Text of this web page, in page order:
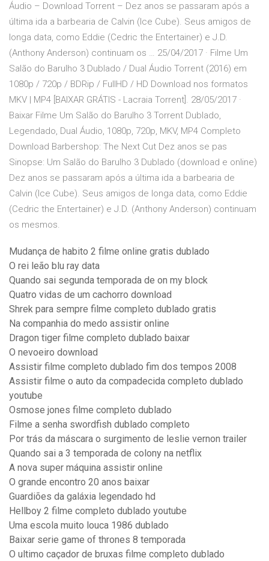
Áudio – Download Torrent – Dez anos se passaram após a
última ida a barbearia de Calvin (Ice Cube). Seus amigos de
longa data, como Eddie (Cedric the Entertainer) e J.D.
(Anthony Anderson) continuam os … 25/04/2017 · Filme Um
Salão do Barulho 3 Dublado / Dual Áudio Torrent (2016) em
1080p / 720p / BDRip / FullHD / HD Download nos formatos
MKV | MP4 [BAIXAR GRÁTIS - Lacraia Torrent]. 28/05/2017 ·
Baixar Filme Um Salão do Barulho 3 Torrent Dublado,
Legendado, Dual Áudio, 1080p, 720p, MKV, MP4 Completo
Download Barbershop: The Next Cut Dez anos se pas
Sinopse: Um Salão do Barulho 3 Dublado (download e online)
Dez anos se passaram após a última ida a barbearia de
Calvin (Ice Cube). Seus amigos de longa data, como Eddie
(Cedric the Entertainer) e J.D. (Anthony Anderson) continuam
os mesmos.
Mudança de habito 2 filme online gratis dublado
O rei leão blu ray data
Quando sai segunda temporada de on my block
Quatro vidas de um cachorro download
Shrek para sempre filme completo dublado gratis
Na companhia do medo assistir online
Dragon tiger filme completo dublado baixar
O nevoeiro download
Assistir filme completo dublado fim dos tempos 2008
Assistir filme o auto da compadecida completo dublado
youtube
Osmose jones filme completo dublado
Filme a senha swordfish dublado completo
Por trás da máscara o surgimento de leslie vernon trailer
Quando sai a 3 temporada de colony na netflix
A nova super máquina assistir online
O grande encontro 20 anos baixar
Guardiões da galáxia legendado hd
Hellboy 2 filme completo dublado youtube
Uma escola muito louca 1986 dublado
Baixar serie game of thrones 8 temporada
O ultimo caçador de bruxas filme completo dublado